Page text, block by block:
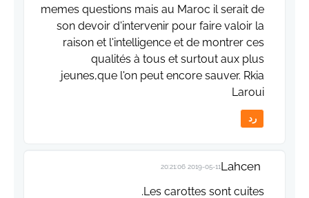
memes questions mais au Maroc il serait de
son devoir d'intervenir pour faire valoir la
raison et l'intelligence et de montrer ces
qualités à tous et surtout aux plus
jeunes,que l'on peut encore sauver. Rkia
Laroui
رد
Lahcen
2019-05-11 20:21:06
Les carottes sont cuites.